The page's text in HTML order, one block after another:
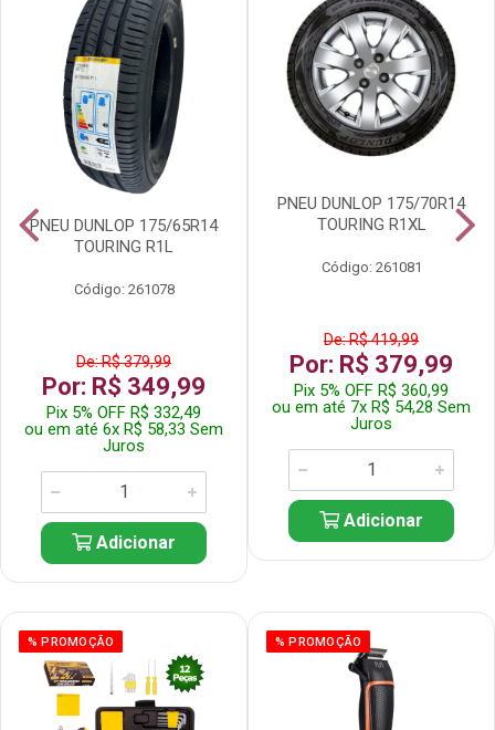
PNEU DUNLOP 175/65R14
TOURING R1L
Código: 261078
De: R$ 379,99
Por: R$ 349,99
Pix 5% OFF R$ 332,49
ou em até 6x R$ 58,33 Sem
Juros
Adicionar
PNEU DUNLOP 175/70R14
TOURING R1XL
Código: 261081
De: R$ 419,99
Por: R$ 379,99
Pix 5% OFF R$ 360,99
ou em até 7x R$ 54,28 Sem
Juros
Adicionar
% PROMOÇÃO % PROMOÇÃO